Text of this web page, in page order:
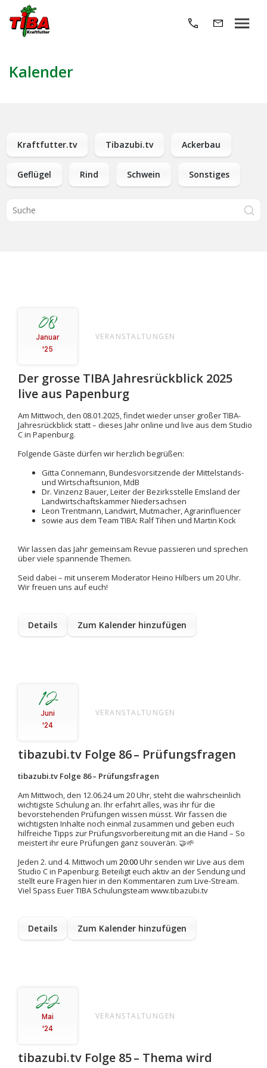
Kalender
Kraftfutter.tv Tibazubi.tv Ackerbau
Geflügel Rind Schwein Sonstiges
08
Januar
'25
VERANSTALTUNGEN
Der grosse TIBA Jahresrückblick 2025
live aus Papenburg
Am Mittwoch, den 08.01.2025, findet wieder unser großer TIBA-
Jahresrückblick statt – dieses Jahr online und live aus dem Studio
C in Papenburg.
Folgende Gäste dürfen wir herzlich begrüßen:
Gitta Connemann, Bundesvorsitzende der Mittelstands-
und Wirtschaftsunion, MdB
Dr. Vinzenz Bauer, Leiter der Bezirksstelle Emsland der
Landwirtschaftskammer Niedersachsen
Leon Trentmann, Landwirt, Mutmacher, Agrarinfluencer
sowie aus dem Team TIBA: Ralf Tihen und Martin Kock
Wir lassen das Jahr gemeinsam Revue passieren und sprechen
über viele spannende Themen.
Seid dabei – mit unserem Moderator Heino Hilbers um 20 Uhr.
Wir freuen uns auf euch!
Details Zum Kalender hinzufügen
12
Juni
'24
VERANSTALTUNGEN
tibazubi.tv Folge 86 – Prüfungsfragen
tibazubi.tv Folge 86– Prüfungsfragen
Am Mittwoch, den 12.06.24 um 20 Uhr, steht die wahrscheinlich
wichtigste Schulung an. Ihr erfahrt alles, was ihrfür die
bevorstehenden Prüfungen wissen müsst. Wir fassen die
wichtigsten Inhalte noch einmal zusammen und geben euch
hilfreiche Tipps zur Prüfungsvorbereitung mit an die Hand – So
meistertihreure Prüfungen ganz souverän. 🤝🌱
Jeden 2. und 4. Mittwoch um 20:00Uhr senden wir Live aus dem
Studio C in Papenburg. Beteiligt euch aktiv an der Sendung und
stellt eure Fragen hier in den Kommentaren zum Live-Stream.
Viel Spass Euer TIBA Schulungsteam www.tibazubi.tv
Details Zum Kalender hinzufügen
22
Mai
'24
VERANSTALTUNGEN
tibazubi.tv Folge 85 – Thema wird